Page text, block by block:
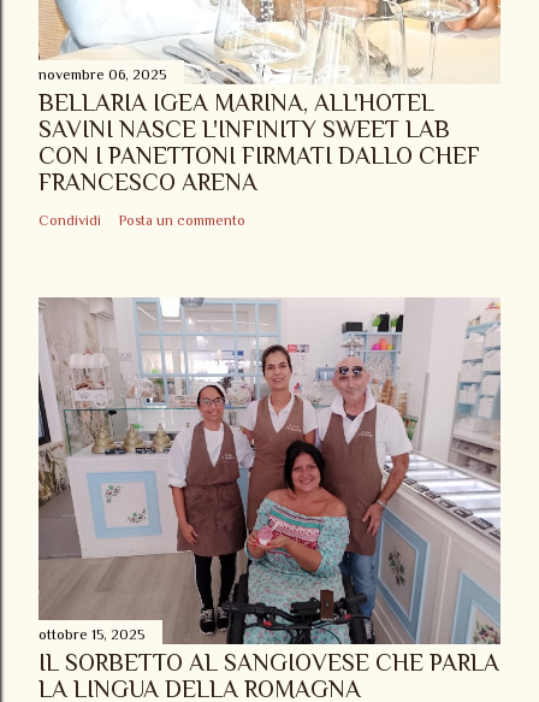
novembre 06, 2025
BELLARIA IGEA MARINA, ALL'HOTEL
SAVINI NASCE L'INFINITY SWEET LAB
CON I PANETTONI FIRMATI DALLO CHEF
FRANCESCO ARENA
Condividi Posta un commento
ottobre 15, 2025
IL SORBETTO AL SANGIOVESE CHE PARLA
LA LINGUA DELLA ROMAGNA